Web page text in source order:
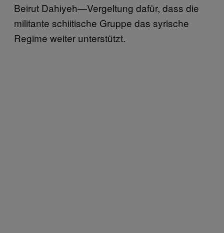
Beirut Dahiyeh—Vergeltung dafür, dass die
militante schiitische Gruppe das syrische
Regime weiter unterstützt.